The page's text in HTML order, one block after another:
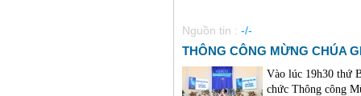
Nguồn tin : -/-
THÔNG CÔNG MỪNG CHÚA
Vào lúc 19h30 thứ
chức Thông công